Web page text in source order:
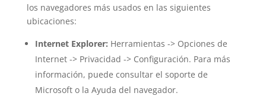
los navegadores más usados en las siguientes
ubicaciones:
Internet Explorer: Herramientas -> Opciones de
Internet -> Privacidad -> Configuración. Para más
información, puede consultar el soporte de
Microsoft o la Ayuda del navegador.